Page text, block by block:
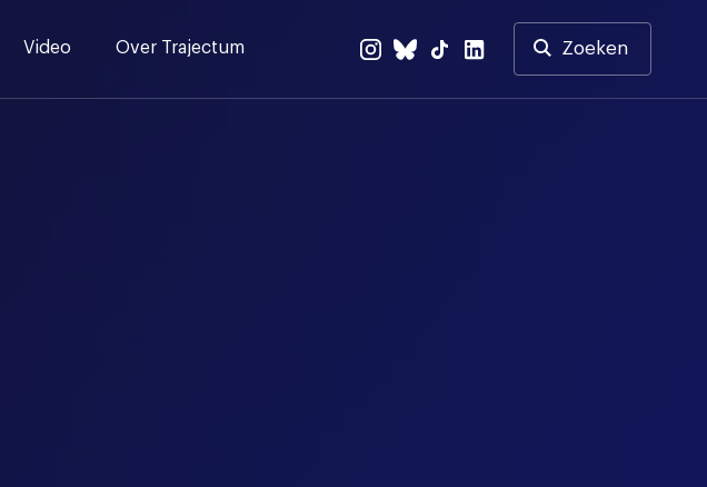
Video Over Trajectum Zoeken